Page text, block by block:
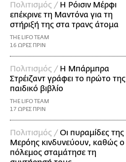
Πολιτισμός / Η Ρόισιν Μέρφι
επέκρινε τη Μαντόνα για τη
στήριξή της στα τρανς άτομα
THE LIFO TEAM
16 ΩΡΕΣ ΠΡΙΝ
Πολιτισμός / Η Μπάρμπρα
Στρέιζαντ γράφει το πρώτο της
παιδικό βιβλίο
THE LIFO TEAM
17 ΩΡΕΣ ΠΡΙΝ
Πολιτισμός / Οι πυραμίδες της
Μερόης κινδυνεύουν, καθώς ο
πόλεμος σταμάτησε τη